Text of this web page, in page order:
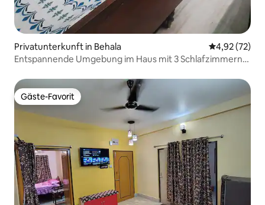
Privatunterkunft in Behala
4,92 (72)
Entspannende Umgebung im Haus mit 3 Schlafzimmern
Gäste-Favorit
Gäste-Favorit